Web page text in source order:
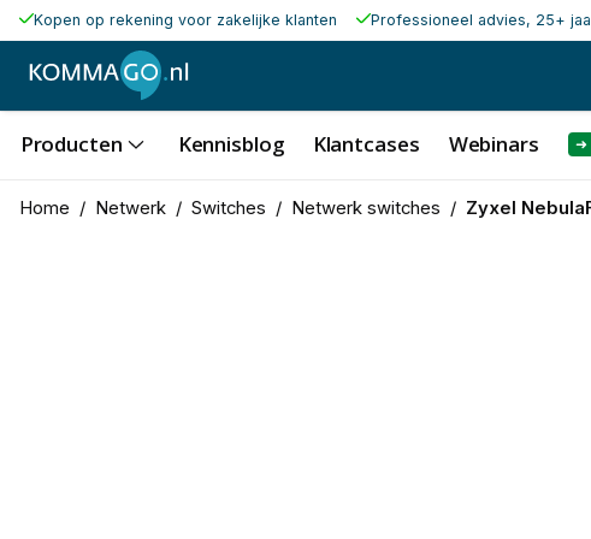
Kopen op rekening voor zakelijke klanten Professioneel advies, 25+
Producten Kennisblog Klantcases Webinars ➜
Home / Netwerk / Switches / Netwerk switches / Zyxel